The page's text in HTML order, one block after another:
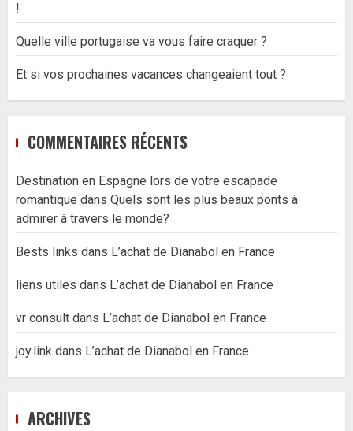
!
Quelle ville portugaise va vous faire craquer ?
Et si vos prochaines vacances changeaient tout ?
COMMENTAIRES RÉCENTS
Destination en Espagne lors de votre escapade
romantique dans Quels sont les plus beaux ponts à
admirer à travers le monde?
Bests links dans L’achat de Dianabol en France
liens utiles dans L’achat de Dianabol en France
vr consult dans L’achat de Dianabol en France
joy.link dans L’achat de Dianabol en France
ARCHIVES